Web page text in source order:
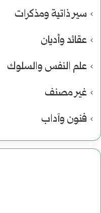
سير ذاتية ومذكرات
عقائد وأديان
علم النفس والسلوك
غير مصنف
فنون وآداب